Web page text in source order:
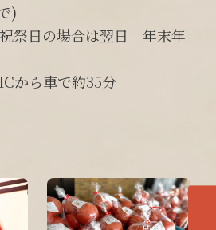
)
祭日の場合は翌日 年末年
から車で約35分